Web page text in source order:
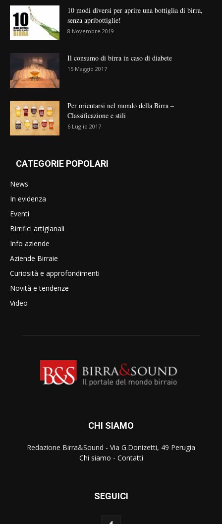
10 modi diversi per aprire una bottiglia di birra,
senza apribottiglie!
8 Novembre 2019
Il consumo di birra in caso di diabete
15 Maggio 2017
Per orientarsi nel mondo della Birra –
Classificazione e stili
6 Luglio 2017
CATEGORIE POPOLARI
News
In evidenza
Eventi
Birrifici artigianali
Info aziende
Aziende Birraie
Curiosità e approfondimenti
Novità e tendenze
Video
CHI SIAMO
Redazione Birra&Sound - Via G.Donizetti, 49 Perugia
Chi siamo - Contatti
SEGUICI